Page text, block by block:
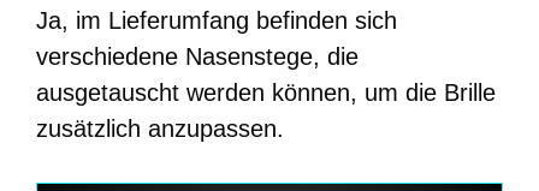
Ja, im Lieferumfang befinden sich
verschiedene Nasenstege, die
ausgetauscht werden können, um die Brille
zusätzlich anzupassen.